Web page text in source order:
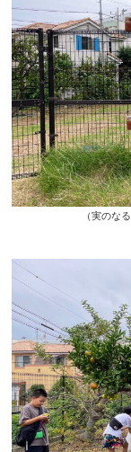
（実のな